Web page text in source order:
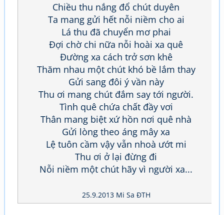
Chiều thu nắng đổ chút duyên
Ta mang gửi hết nỗi niềm cho ai
Lá thu đã chuyển mơ phai
Đợi chờ chi nữa nỗi hoài xa quê
Đường xa cách trở sơn khê
Thăm nhau một chút khó bề lắm thay
Gửi sang đôi ý vần này
Thu ơi mang chút đắm say tới người.
Tình quê chứa chất đầy vơi
Thân mang biệt xứ hồn nơi quê nhà
Gửi lòng theo áng mây xa
Lệ tuôn cầm vậy vẫn nhoà ướt mi
Thu ơi ở lại đừng đi
Nỗi niềm một chút hãy vì người xa...
25.9.2013 Mi Sa ĐTH